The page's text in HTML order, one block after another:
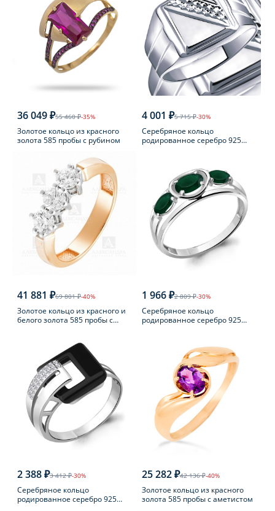
36 049 ₽55 460 ₽-35%
Золотое кольцо из красного
золота 585 пробы с рубином
4 001 ₽5 715 ₽-30%
Серебряное кольцо
родированное серебро 925
41 881 ₽69 801 ₽-40%
Золотое кольцо из красного и
белого золота 585 пробы с
1 966 ₽2 809 ₽-30%
Серебряное кольцо
родированное серебро 925
2 388 ₽3 412 ₽-30%
Серебряное кольцо
родированное серебро 925
25 282 ₽42 136 ₽-40%
Золотое кольцо из красного
золота 585 пробы с аметистом